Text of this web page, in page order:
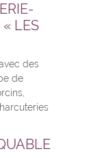
LES
des
de